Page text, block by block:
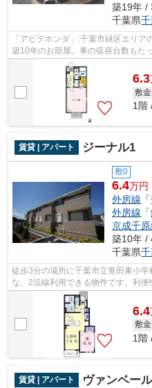
築19年 /
千葉県
「アビデホンダ」:千葉市緑区エリ
築10年のお部屋。車の収容台数もた
マート 千葉誉田駅前店まで234ｍ。
6.3
敷金
1階
賃貸 | アパート ジーナル1
敷0
6.4万円
外房線 「
外房線 「
京成千原
築10年 /
千葉県
徒歩3分の場所に千葉市立誉田東小
な、2沿線利用できる物件です。利
線が導入された物件です。お電話で株
6.4
敷金
1階
賃貸 | アパート ヴァンベール